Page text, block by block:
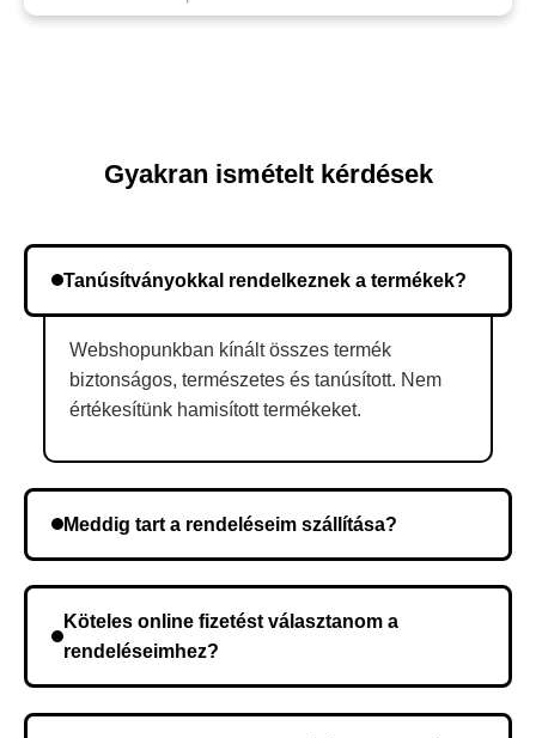
Gyakran ismételt kérdések
Tanúsítványokkal rendelkeznek a termékek?
Webshopunkban kínált összes termék
biztonságos, természetes és tanúsított. Nem
értékesítünk hamisított termékeket.
Meddig tart a rendeléseim szállítása?
kerül, és ez az időtartam függ a szállítási címtől.
Köteles online fizetést választanom a
rendeléseimhez?